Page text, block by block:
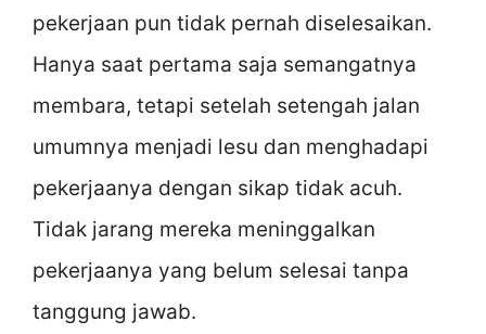
pekerjaan pun tidak pernah diselesaikan.
Hanya saat pertama saja semangatnya
membara, tetapi setelah setengah jalan
umumnya menjadi lesu dan menghadapi
pekerjaanya dengan sikap tidak acuh.
Tidak jarang mereka meninggalkan
pekerjaanya yang belum selesai tanpa
tanggung jawab.